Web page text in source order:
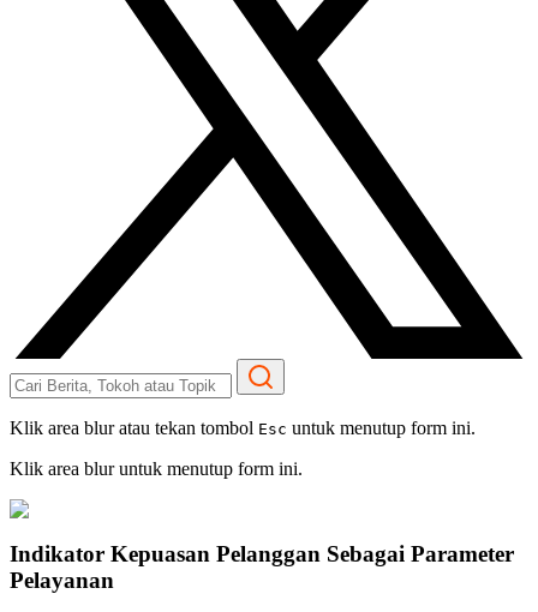
Klik area blur atau tekan tombol Esc untuk menutup form ini.
Klik area blur untuk menutup form ini.
Indikator Kepuasan Pelanggan Sebagai Parameter
Pelayanan